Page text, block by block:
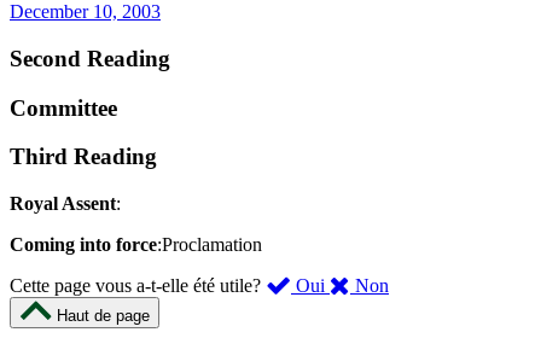
December 10, 2003
Second Reading
Committee
Third Reading
Royal Assent:
Coming into force:Proclamation
Cette page vous a-t-elle été utile?
Oui ,
Non
Haut de page